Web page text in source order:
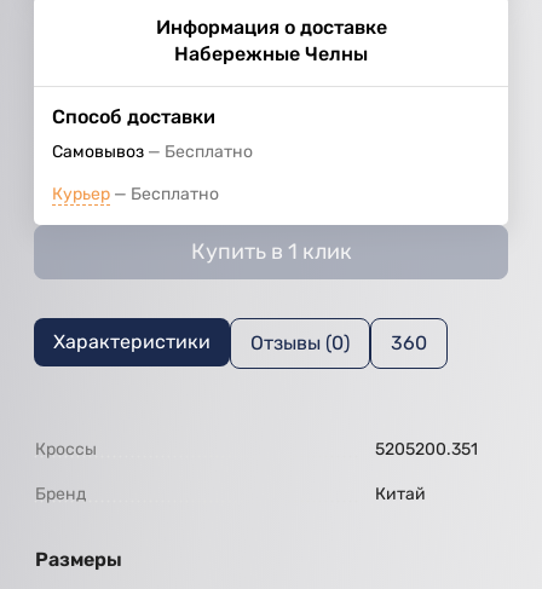
Информация о доставке
Набережные Челны
Способ доставки
Самовывоз Бесплатно
Курьер Бесплатно
Купить в 1 клик
Характеристики Отзывы (0) 360
Кроссы 5205200.351
Бренд Китай
Размеры